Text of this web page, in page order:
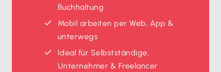
Buchhaltung
Mobil arbeiten per Web, App &
unterwegs
Ideal für Selbstständige,
Unternehmer & Freelancer